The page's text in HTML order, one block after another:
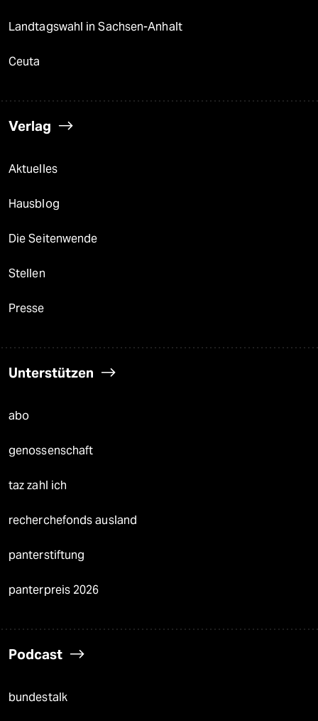
Landtagswahl in Sachsen-Anhalt
Ceuta
Verlag
Aktuelles
Hausblog
Die Seitenwende
Stellen
Presse
Unterstützen
abo
genossenschaft
taz zahl ich
recherchefonds ausland
panterstiftung
panterpreis 2026
Podcast
bundestalk